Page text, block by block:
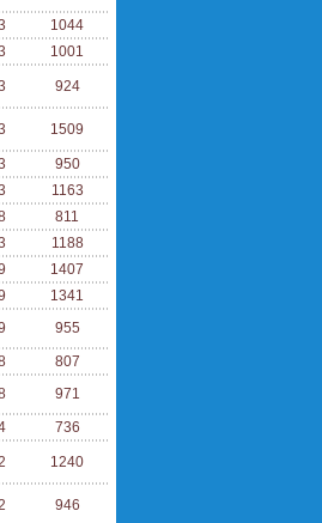
1044
1001
924
1509
950
1163
811
1188
1407
1341
955
807
971
736
1240
946